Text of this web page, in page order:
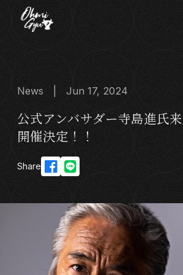
News | Jun 17, 2024
公式アンバサダー寺島進氏
開催決定！！
Share